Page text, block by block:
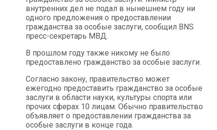
внутренних дел не подал в нынешнем году ни
одного предложения о предоставлении
гражданства за особые заслуги, сообщил BNS
пресс-секретарь МВД.
В прошлом году также никому не было
предоставлено гражданство за особые заслуги.
Согласно закону, правительство может
ежегодно предоставить гражданство за особые
заслуги в области науки, культуры спорта или
прочих сферах 10 лицам. Обычно правительство
объявляет о предоставлении гражданства за
особые заслуги в конце года.